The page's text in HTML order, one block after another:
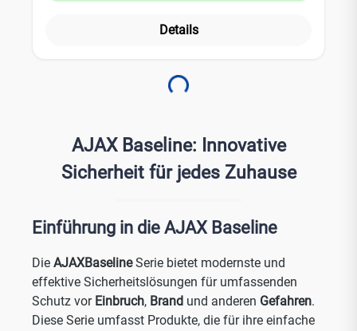
Magnetfeld entfernt. Leistungsmerkmale: bis zu 2.000.000
Alarmsignal-Übermittlungszeit: 0,15 Sekunden
Batterie, 3 V Betriebstemperaturbereich: -10°C bis +40°C
Betriebsfeuchtigkeit: bis zu 75% Zertifizierung: Klasse 2
(CE) Abmessung: Durchmesser: 2cm; Höhe: 9cm Gewicht:
Details
Loading...
AJAX Baseline: Innovative
Sicherheit für jedes Zuhause
Einführung in die AJAX Baseline
Die AJAXBaselineSerie bietet modernste und
effektive Sicherheitslösungen für umfassenden
Schutz vor Einbruch, Brand und anderen Gefahren.
Diese Serie umfasst Produkte, die für ihre einfache